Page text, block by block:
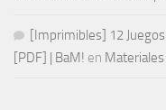
[Imprimibles] 12
[PDF] | BaM! en